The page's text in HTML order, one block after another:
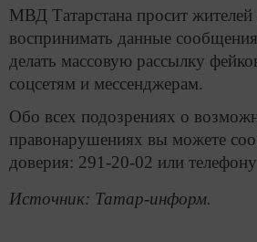
МВД Татарстана просит жителей
воспринимать данные
делать массовую рассылку
соцсетям и мессенджерам.
Обо всех подозрениях о
правонарушениях вы можете
доверия: 291-20-02 или
Источник: Татар-информ.